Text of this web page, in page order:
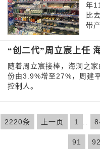
年
比
带
“创二代”周立宸上任
随着周立宸接棒，海澜之
份由3.9%增至27%，周建
控制人。
2220条 上一页 1 ..
91 92